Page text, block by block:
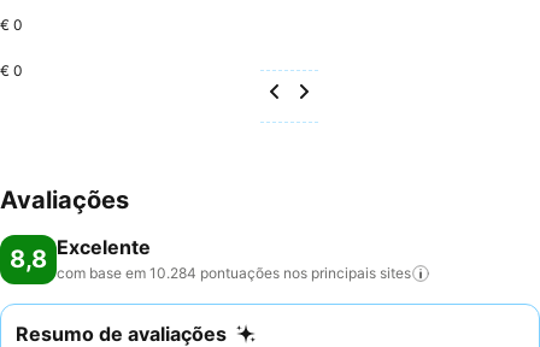
€ 0
€ 0
Avaliações
8,8 Excelente
com base em 10.284 pontuações nos principais sites
Resumo de avaliações